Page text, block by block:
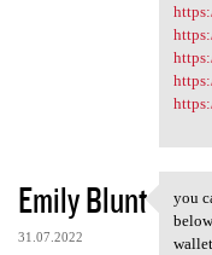
Emily Blunt
31.07.2022
you
you